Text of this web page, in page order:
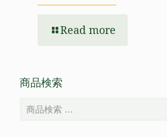
Read more
商品検索